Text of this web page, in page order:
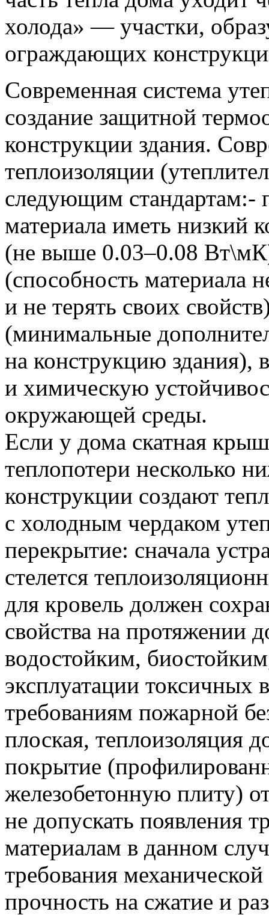
холода» — участки,
ограждающих
Современная система
создание защитной
конструкции здания.
теплоизоляции
следующим
материала иметь низкий
(не выше 0.03–0.08
(способность материала
и не терять своих
(минимальные
на конструкцию здания),
и химическую
окружающей среды.
Если у дома скатная
теплопотери несколько
конструкции создают
с холодным чердаком
перекрытие: сначала
стелется
для кровель должен
свойства на протяжении
водостойким,
эксплуатации токсичных
требованиям пожарной
плоская, теплоизоляция
покрытие
железобетонную плиту)
не допускать появления
материалам в данном
требования
прочность на сжатие и